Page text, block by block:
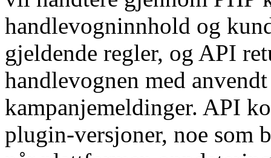
handlevogninnhold og
gjeldende regler, og API
handlevognen med
kampanjemeldinger. API
plugin-versjoner, noe som